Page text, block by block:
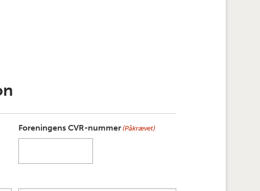
Foreningens CVR-nummer (Påkrævet)